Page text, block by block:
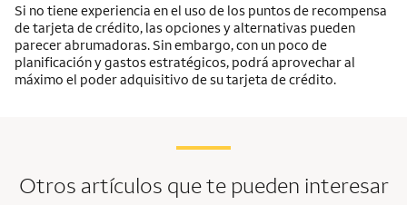
Si no tiene experiencia en el uso de los puntos de recompensa
de tarjeta de crédito, las opciones y alternativas pueden
parecer abrumadoras. Sin embargo, con un poco de
planificación y gastos estratégicos, podrá aprovechar al
máximo el poder adquisitivo de su tarjeta de crédito.
Otros artículos que te pueden interesar